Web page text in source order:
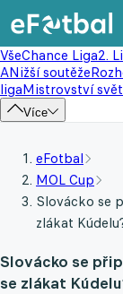
VšeChance Liga2.
ANižší soutěže
ligaMistrovství
Více
eFotbal
MOL Cup
Slovácko se
zlákat
Slovácko se
se zlákat